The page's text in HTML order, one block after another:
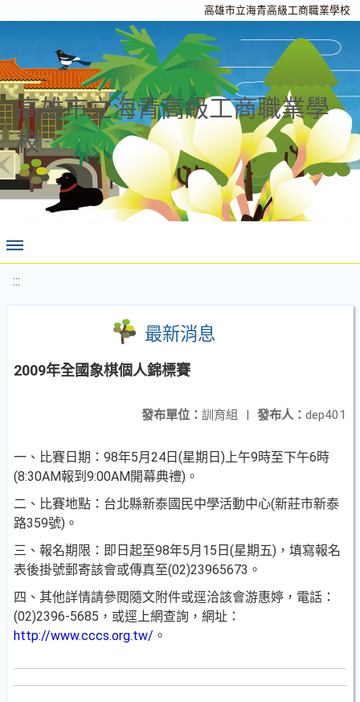
高雄市立海青高級工商職業學校
高雄市立海青高級工商職業學
校
:::
最新消息
2009年全國象棋個人錦標賽
發布人： dep401
發布單位： 訓育組 |
一、比賽日期：98年5月24日(星期日)上午9時至下午6時
(8:30AM報到9:00AM開幕典禮)。
二、比賽地點：台北縣新泰國民中學活動中心(新莊市新泰
路359號)。
三、報名期限：即日起至98年5月15日(星期五)，填寫報名
表後掛號郵寄該會或傳真至(02)23965673。
四、其他詳情請參閱隨文附件或逕洽該會游惠婷，電話：
(02)2396-5685，或逕上網查詢，網址：
http://www.cccs.org.tw/ 。